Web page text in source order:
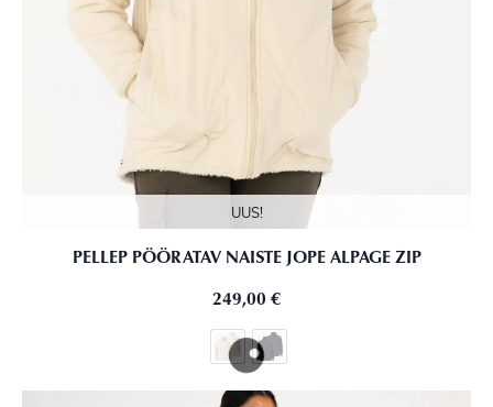
UUS!
PELLEP PÖÖRATAV NAISTE JOPE ALPAGE ZIP
249,00 €